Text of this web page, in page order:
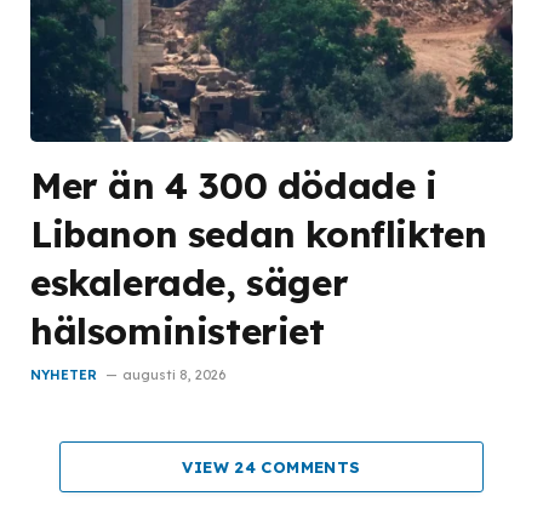
Mer än 4 300 dödade i
Libanon sedan konflikten
eskalerade, säger
hälsoministeriet
NYHETER augusti 8, 2026
VIEW 24 COMMENTS